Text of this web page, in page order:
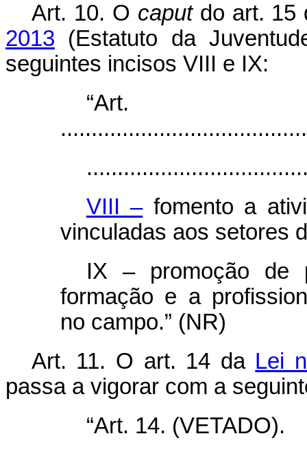
Art. 10. O caputdo art. 15
2013 (Estatuto da
seguintes incisos VIII e IX:
VIII –fomento a
vinculadas aos setores
IX – promoção de
formação e a
no campo.” (NR)
Art. 11. O art. 14 da Lei
passa a vigorar com a
“Art. 14. (VETADO).